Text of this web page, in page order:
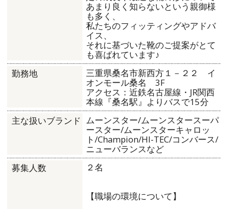
あまり良く知らないという親御様
も多く、
私たちのフィッティングやアドバ
イス、
それに基づいた靴のご提案がとて
も喜ばれています♪
勤務地
三重県桑名市新西方１－２２ イ
オンモール桑名 3F
アクセス：近鉄名古屋線・JR関西
本線『桑名駅』よりバスで15分
主な扱いブランド ムーンスター/ムーンスタースーパ
ースター/ムーンスターキャロッ
ト/Champion/HI-TEC/コンバース/
ニューバランスなど
募集人数
２名
【職場の環境について】